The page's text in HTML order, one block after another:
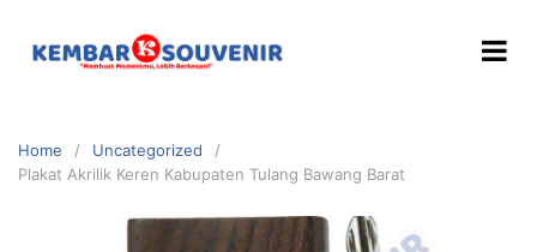
Home
Uncategorized
Plakat Akrilik Keren Kabupaten Tulang Bawang Barat